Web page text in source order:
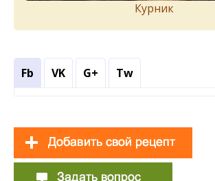
Курник
Fb VK G+ Tw